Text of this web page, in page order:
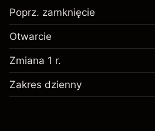
Poprz. zamknięcie
Otwarcie
Zmiana 1 r.
Zakres dzienny